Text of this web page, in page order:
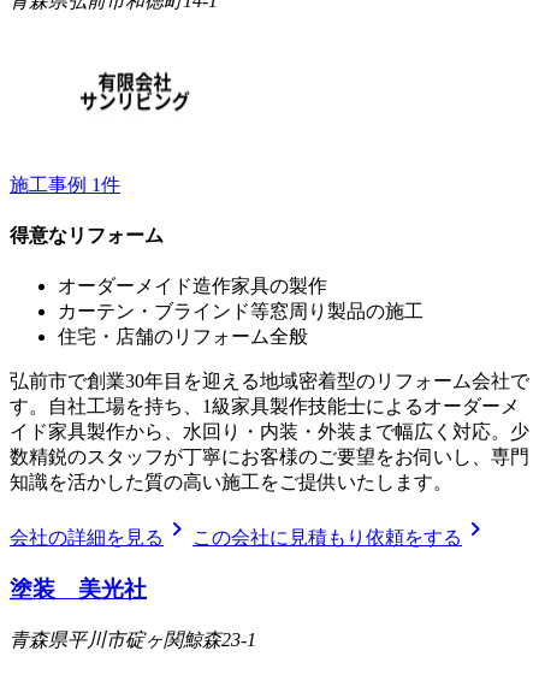
施工事例 1件
得意なリフォーム
オーダーメイド造作家具の製作
カーテン・ブラインド等窓周り製品の施工
住宅・店舗のリフォーム全般
弘前市で創業30年目を迎える地域密着型のリフォーム会社で
す。自社工場を持ち、1級家具製作技能士によるオーダーメ
イド家具製作から、水回り・内装・外装まで幅広く対応。少
数精鋭のスタッフが丁寧にお客様のご要望をお伺いし、専門
知識を活かした質の高い施工をご提供いたします。
会社の詳細を見る chevron_right この会社に見積もり依頼をする chevron_right
塗装 美光社
青森県平川市碇ヶ関鯨森23-1